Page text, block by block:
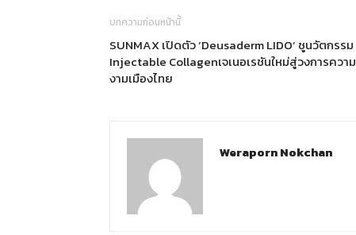
บทความก่อนหน้านี้
SUNMAX เปิดตัว ‘Deusaderm LIDO’ ชูนวัตกรรม
Injectable Collagenเจเนอเรชันใหม่สู่วงการความ
งามเมืองไทย
Weraporn Nokchan